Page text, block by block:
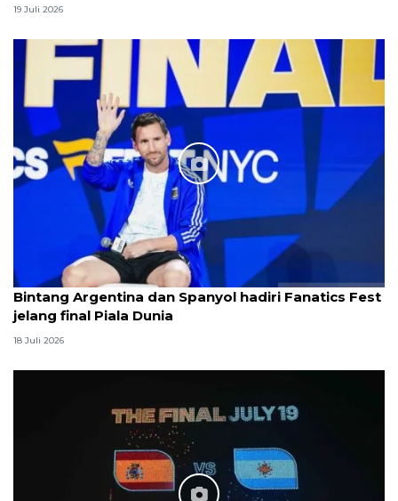
19 Juli 2026
Bintang Argentina dan Spanyol hadiri Fanatics Fest
jelang final Piala Dunia
18 Juli 2026